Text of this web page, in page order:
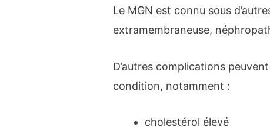
Le MGN est connu sous
extramembraneuse,
D’autres complications
condition, notamment :
cholestérol élevé